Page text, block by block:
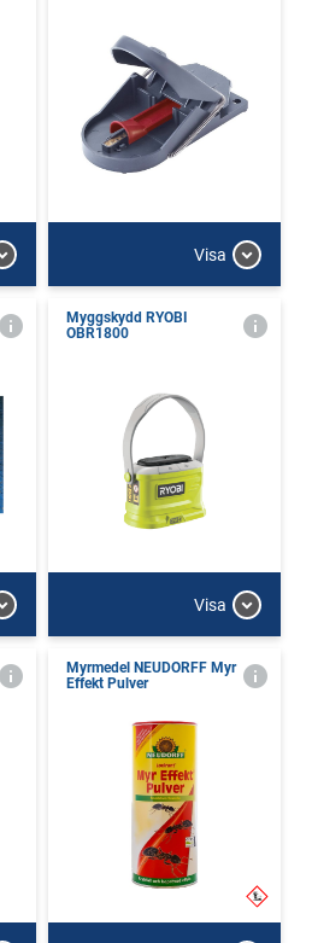
Visa
Myggskydd RYOBI
OBR1800
Visa
Myrmedel NEUDORFF Myr
Effekt Pulver